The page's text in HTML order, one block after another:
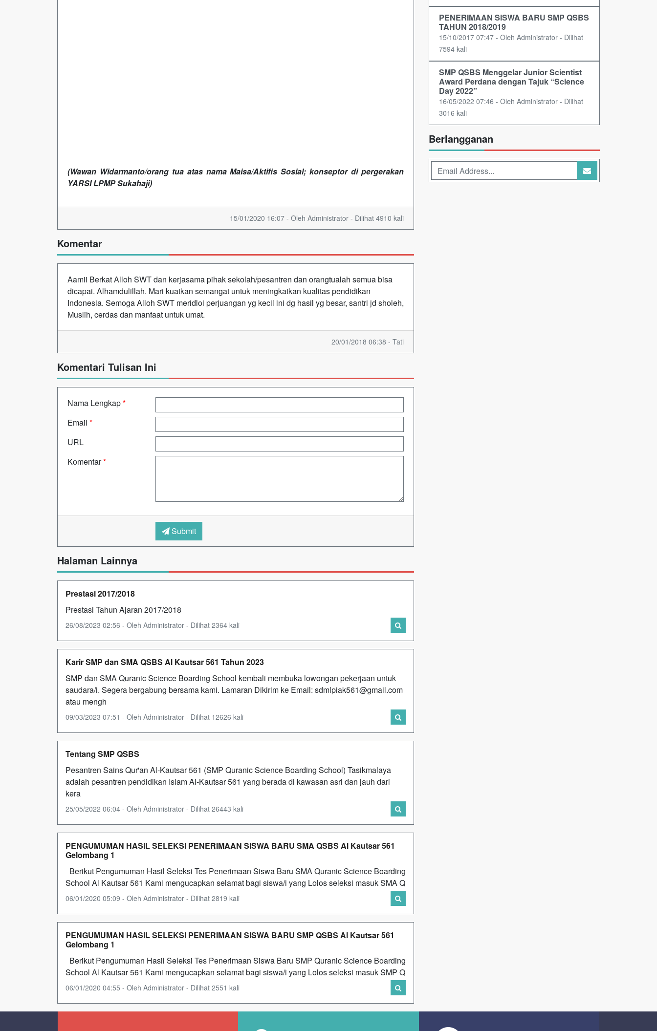
(Wawan Widarmanto/orang tua atas nama Maisa/Aktifis Sosial; konseptor di pergerakan
YARSI LPMP Sukahaji)
15/01/2020 16:07 - Oleh Administrator - Dilihat 4910 kali
Komentar
Aamii Berkat Alloh SWT dan kerjasama pihak sekolah/pesantren dan orangtualah semua bisa
dicapai. Alhamdulillah. Mari kuatkan semangat untuk meningkatkan kualitas pendidikan
Indonesia. Semoga Alloh SWT meridloi perjuangan yg kecil ini dg hasil yg besar, santri jd sholeh,
Muslih, cerdas dan manfaat untuk umat.
20/01/2018 06:38 - Tati
Komentari Tulisan Ini
Nama Lengkap*
Email *
URL
Komentar*
Submit
Halaman Lainnya
Prestasi 2017/2018
Prestasi Tahun Ajaran 2017/2018
26/08/2023 02:56 - Oleh Administrator - Dilihat 2364 kali
Karir SMP dan SMA QSBS Al Kautsar 561 Tahun 2023
SMP dan SMA Quranic Science Boarding School kembali membuka lowongan pekerjaan untuk
saudara/i. Segera bergabung bersama kami. Lamaran Dikirim ke Email: sdmlpiak561@gmail.com
atau mengh
09/03/2023 07:51 - Oleh Administrator - Dilihat 12626 kali
Tentang SMP QSBS
Pesantren Sains Qur'an Al-Kautsar 561 (SMP Quranic Science Boarding School) Tasikmalaya
adalah pesantren pendidikan Islam Al-Kautsar 561 yang berada di kawasan asri dan jauh dari
kera
25/05/2022 06:04 - Oleh Administrator - Dilihat 26443 kali
PENGUMUMAN HASIL SELEKSI PENERIMAAN SISWA BARU SMA QSBS Al Kautsar 561
Gelombang 1
Berikut Pengumuman Hasil Seleksi Tes Penerimaan Siswa Baru SMA Quranic Science Boarding
School Al Kautsar 561 Kami mengucapkan selamat bagi siswa/i yang Lolos seleksi masuk SMA Q
06/01/2020 05:09 - Oleh Administrator - Dilihat 2819 kali
PENGUMUMAN HASIL SELEKSI PENERIMAAN SISWA BARU SMP QSBS Al Kautsar 561
Gelombang 1
Berikut Pengumuman Hasil Seleksi Tes Penerimaan Siswa Baru SMP Quranic Science Boarding
School Al Kautsar 561 Kami mengucapkan selamat bagi siswa/i yang Lolos seleksi masuk SMP Q
06/01/2020 04:55 - Oleh Administrator - Dilihat 2551 kali
PENERIMAAN SISWA BARU SMP QSBS
TAHUN 2018/2019
15/10/2017 07:47 - Oleh Administrator - Dilihat
7594 kali
SMP QSBS Menggelar Junior Scientist
Award Perdana dengan Tajuk “Science
Day 2022”
16/05/2022 07:46 - Oleh Administrator - Dilihat
3016 kali
Berlangganan